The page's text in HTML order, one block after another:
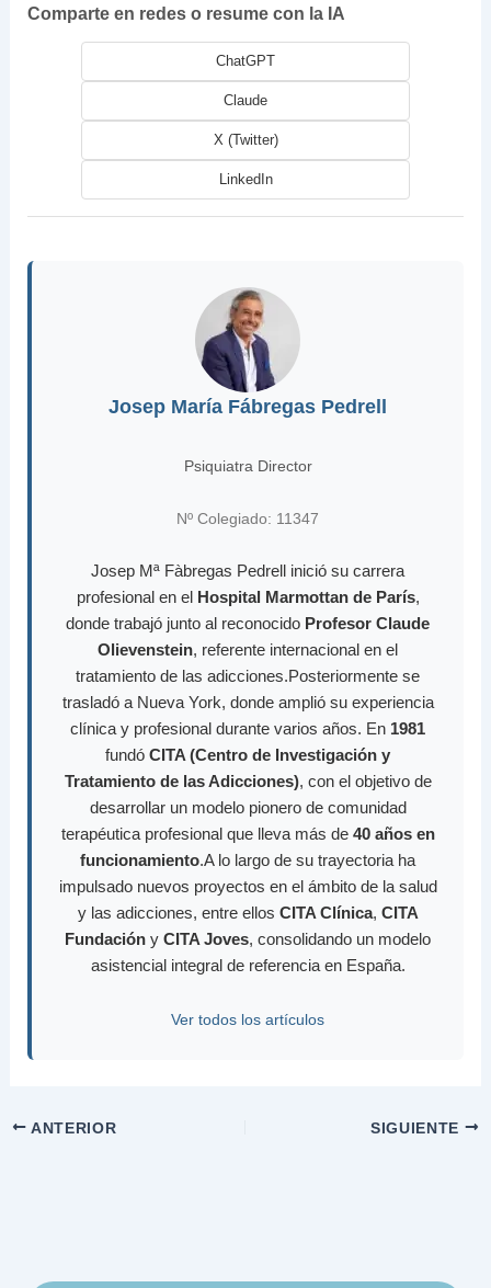
Comparte en redes o resume con la IA
ChatGPT
Claude
X (Twitter)
LinkedIn
Josep María Fábregas Pedrell
Psiquiatra Director
Nº Colegiado: 11347
Josep Mª Fàbregas Pedrell inició su carrera
profesional en el Hospital Marmottan de París,
donde trabajó junto al reconocido Profesor Claude
Olievenstein, referente internacional en el
tratamiento de las adicciones.Posteriormente se
trasladó a Nueva York, donde amplió su experiencia
clínica y profesional durante varios años. En 1981
fundó CITA (Centro de Investigación y
Tratamiento de las Adicciones), con el objetivo de
desarrollar un modelo pionero de comunidad
terapéutica profesional que lleva más de 40 años en
funcionamiento.A lo largo de su trayectoria ha
impulsado nuevos proyectos en el ámbito de la salud
y las adicciones, entre ellos CITA Clínica, CITA
Fundación y CITA Joves, consolidando un modelo
asistencial integral de referencia en España.
Ver todos los artículos
ANTERIOR SIGUIENTE